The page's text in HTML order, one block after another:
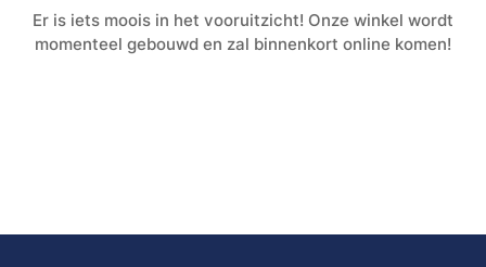
Er is iets moois in het vooruitzicht! Onze winkel wordt
momenteel gebouwd en zal binnenkort online komen!